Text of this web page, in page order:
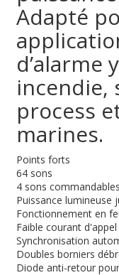
Adapté
d’alarme
incendie,
process
marines.
Points forts
64 sons
4 sons
Puissance lumineuse
Fonctionnement en
Faible courant d'appel
Synchronisation
Doubles borniers
Diode anti-retour